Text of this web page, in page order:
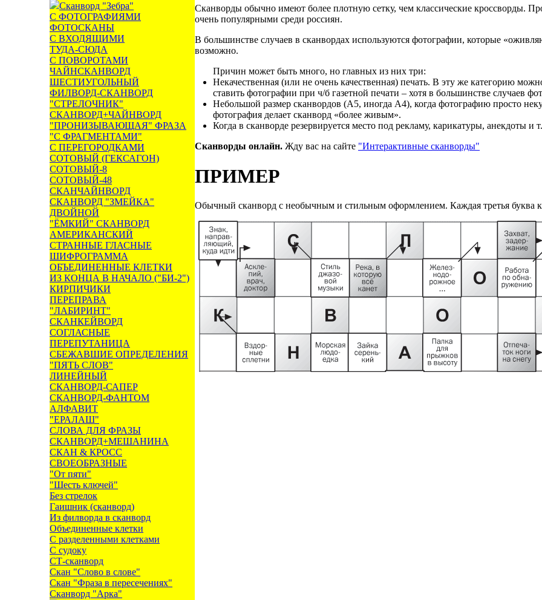
Сканворд "Зебра"
С ФОТОГРАФИЯМИ
ФОТОСКАНЫ
С ВХОДЯЩИМИ
ТУДА-СЮДА
С ПОВОРОТАМИ
ЧАЙНСКАНВОРД
ШЕСТИУГОЛЬНЫЙ
ФИЛВОРД-СКАНВОРД
"СТРЕЛОЧНИК"
СКАНВОРД+ЧАЙНВОРД
"ПРОНИЗЫВАЮЩАЯ" ФРАЗА
"С ФРАГМЕНТАМИ"
С ПЕРЕГОРОДКАМИ
СОТОВЫЙ (ГЕКСАГОН)
СОТОВЫЙ-8
СОТОВЫЙ-48
СКАНЧАЙНВОРД
СКАНВОРД "ЗМЕЙКА"
ДВОЙНОЙ
"ЁМКИЙ" СКАНВОРД
АМЕРИКАНСКИЙ
СТРАННЫЕ ГЛАСНЫЕ
ШИФРОГРАММА
ОБЪЕДИНЕННЫЕ КЛЕТКИ
ИЗ КОНЦА В НАЧАЛО ("БИ-2")
КИРПИЧИКИ
ПЕРЕПРАВА
"ЛАБИРИНТ"
СКАНКЕЙВОРД
СОГЛАСНЫЕ
ПЕРЕПУТАНИЦА
СБЕЖАВШИЕ ОПРЕДЕЛЕНИЯ
"ПЯТЬ СЛОВ"
ЛИНЕЙНЫЙ
СКАНВОРД-САПЕР
СКАНВОРД-ФАНТОМ
АЛФАВИТ
"ЕРАЛАШ"
СЛОВА ДЛЯ ФРАЗЫ
СКАНВОРД+МЕШАНИНА
СКАН & КРОСС
СВОЕОБРАЗНЫЕ
"От пяти"
"Шесть ключей"
Без стрелок
Гаишник (сканворд)
Из филворда в сканворд
Объединенные клетки
С разделенными клетками
С судоку
СТ-сканворд
Скан "Слово в слове"
Скан "Фраза в пересечениях"
Сканворд "Арка"
Сканворды обычно имеют более плотную сетку, чем классические кроссворды.
очень популярными среди россиян.
В большинстве случаев в сканвордах используются фотографии, которые
возможно.
Причин может быть много, но главных из них три:
Некачественная (или не очень качественная) печать. В эту же категорию
ставить фотографии при ч/б газетной печати – хотя в большинстве случаев
Небольшой размер сканвордов (А5, иногда А4), когда фотографию просто
фотография делает сканворд «более живым».
Когда в сканворде резервируется место под рекламу, карикатуры, анекдоты и
Сканворды онлайн. Жду вас на сайте "Интерактивные сканворды"
ПРИМЕР
Обычный сканворд с необычным и стильным оформлением. Каждая третья буква